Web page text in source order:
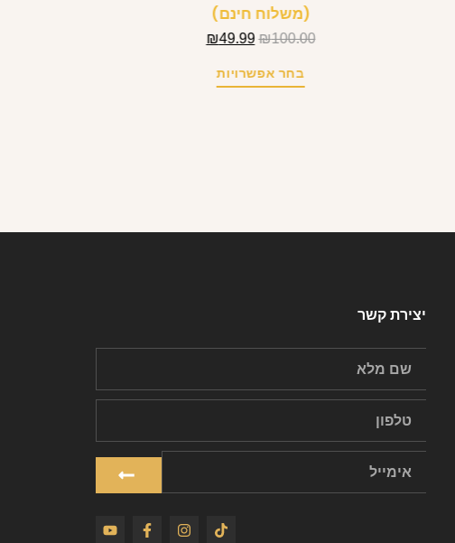
(משלוח חינם)
₪100.00
₪49.99
בחר אפשרויות
יצירת קשר